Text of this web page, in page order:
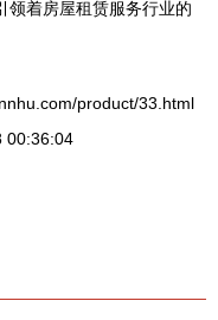
领着房屋租赁服务行业的
product/33.html
00:36:04